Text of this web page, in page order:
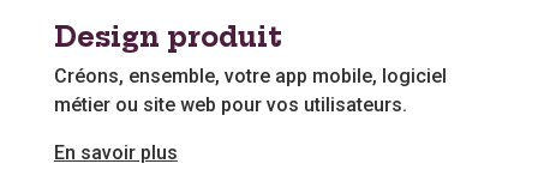
Design produit
Créons, ensemble, votre app mobile, logiciel
métier ou site web pour vos utilisateurs.
En savoir plus